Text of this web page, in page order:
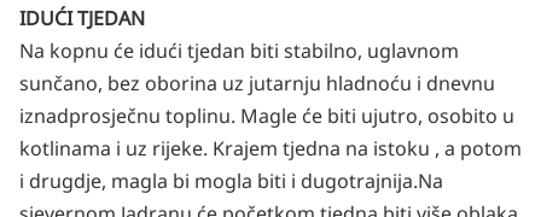
IDUĆI TJEDAN
Na kopnu će idući tjedan biti stabilno, uglavnom
sunčano, bez oborina uz jutarnju hladnoću i dnevnu
iznadprosječnu toplinu. Magle će biti ujutro, osobito u
kotlinama i uz rijeke. Krajem tjedna na istoku , a potom
i drugdje, magla bi mogla biti i dugotrajnija.Na